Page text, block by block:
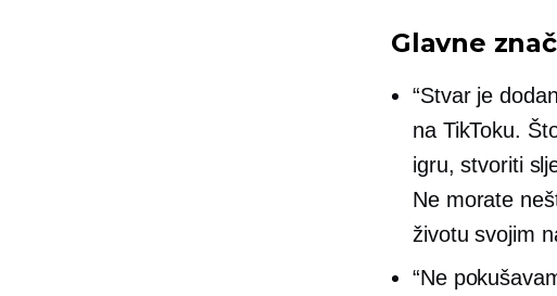
Glavne
“Stvar je
na TikToku.
igru, stvoriti
Ne morate
životu svojim
“Ne